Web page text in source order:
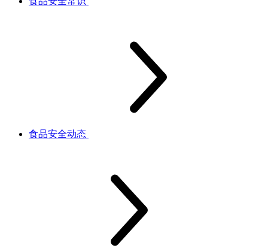
食品安全动态